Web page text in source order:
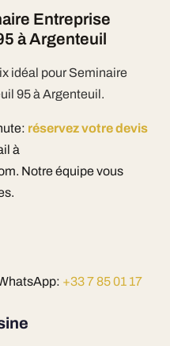
Entreprise
à Argenteuil
idéal pour Seminaire
95 à Argenteuil.
réservez votre devis
à
Notre équipe vous
+33 7 85 01 17